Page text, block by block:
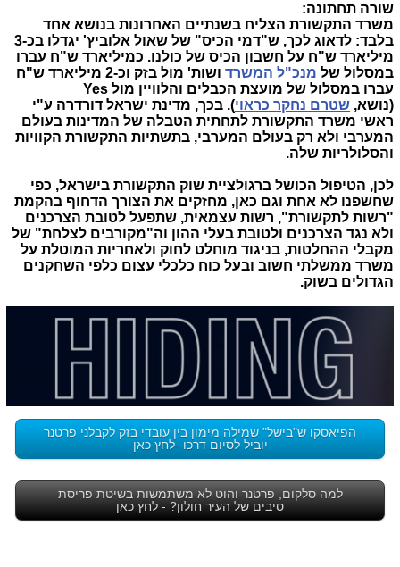
שורה תחתונה:
משרד התקשורת הצליח בשנתיים האחרונות בנושא אחד
בלבד: לדאוג לכך, ש"דמי הכיס" של שאול אלוביץ' יגדלו בכ-3
מיליארד ש"ח על חשבון הכיס של כולנו. כמיליארד ש"ח עברו
במסלול של מנכ"ל המשרד
ושות' מול בזק וכ-2 מיליארד ש"ח
עברו במסלול של מועצת הכבלים והלוויין מול Yes
(נושא, שטרם נחקר כראוי). בכך, מדינת ישראל דורדרה ע"י
ראשי משרד התקשורת לתחתית הטבלה של המדינות בעולם
המערבי ולא רק בעולם המערבי, בתשתיות התקשורת הקוויות
והסלולריות שלה.
לכן, הטיפול הכושל ברגולציית שוק התקשורת בישראל, כפי
שחשפנו לא אחת וגם כאן, מחזקים את הצורך הדחוף בהקמת
"רשות לתקשורת", רשות עצמאית, שתפעל לטובת הצרכנים
ולא נגד הצרכנים ולטובת בעלי ההון וה"מקורבים לצלחת" של
מקבלי ההחלטות, בניגוד מוחלט לחוק ולאחריות המוטלת על
משרד ממשלתי חשוב ובעל כוח כלכלי עצום כלפי השחקנים
הגדולים בשוק.
הפיאסקו ש"בישל" שמילה מימון בין עובדי בזק לקבלני פרטנר
יוביל לסיום דרכו -לחץ כאן
למה סלקום, פרטנר והוט לא משתמשות בשיטת פריסת
סיבים של העיר חולון? - לחץ כאן